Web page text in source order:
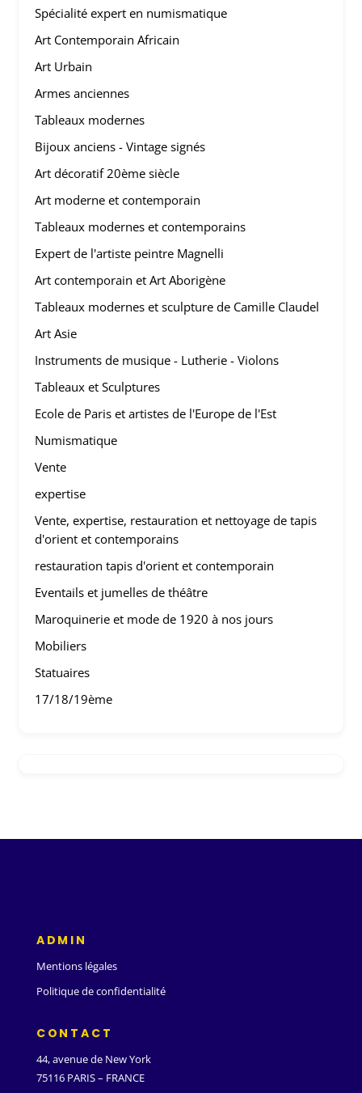
Spécialité expert en numismatique
Art Contemporain Africain
Art Urbain
Armes anciennes
Tableaux modernes
Bijoux anciens - Vintage signés
Art décoratif 20ème siècle
Art moderne et contemporain
Tableaux modernes et contemporains
Expert de l'artiste peintre Magnelli
Art contemporain et Art Aborigène
Tableaux modernes et sculpture de Camille Claudel
Art Asie
Instruments de musique - Lutherie - Violons
Tableaux et Sculptures
Ecole de Paris et artistes de l'Europe de l'Est
Numismatique
Vente
expertise
Vente, expertise, restauration et nettoyage de tapis
d'orient et contemporains
restauration tapis d'orient et contemporain
Eventails et jumelles de théâtre
Maroquinerie et mode de 1920 à nos jours
Mobiliers
Statuaires
17/18/19ème
ADMIN
Mentions légales
Politique de confidentialité
CONTACT
44, avenue de New York
75116 PARIS – FRANCE